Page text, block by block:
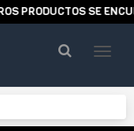
SE